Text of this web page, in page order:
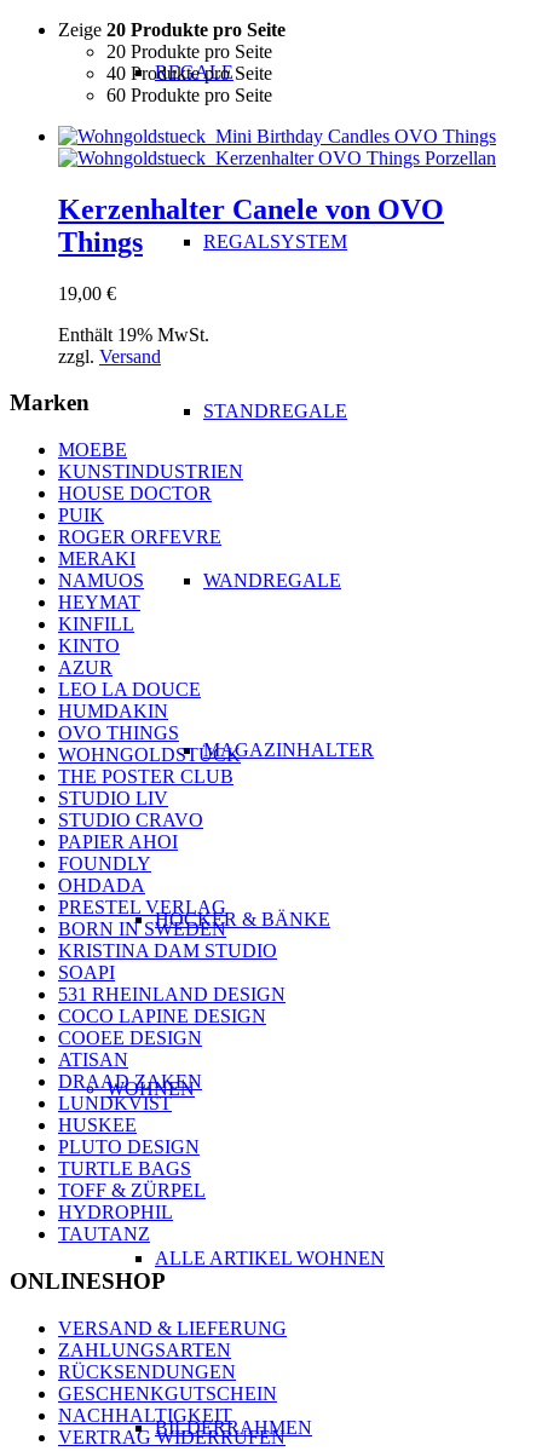
REGALE
REGALSYSTEM
STANDREGALE
WANDREGALE
MAGAZINHALTER
HOCKER & BÄNKE
WOHNEN
ALLE ARTIKEL WOHNEN
BILDERRAHMEN
Zeige 20 Produkte pro Seite
20 Produkte pro Seite
40 Produkte pro Seite
60 Produkte pro Seite
Kerzenhalter Canele von OVO
Things
19,00 €
Enthält 19% MwSt.
zzgl. Versand
Marken
MOEBE
KUNSTINDUSTRIEN
HOUSE DOCTOR
PUIK
ROGER ORFEVRE
MERAKI
NAMUOS
HEYMAT
KINFILL
KINTO
AZUR
LEO LA DOUCE
HUMDAKIN
OVO THINGS
WOHNGOLDSTÜCK
THE POSTER CLUB
STUDIO LIV
STUDIO CRAVO
PAPIER AHOI
FOUNDLY
OHDADA
PRESTEL VERLAG
BORN IN SWEDEN
KRISTINA DAM STUDIO
SOAPI
531 RHEINLAND DESIGN
COCO LAPINE DESIGN
COOEE DESIGN
ATISAN
DRAAD ZAKEN
LUNDKVIST
HUSKEE
PLUTO DESIGN
TURTLE BAGS
TOFF & ZÜRPEL
HYDROPHIL
TAUTANZ
ONLINESHOP
VERSAND & LIEFERUNG
ZAHLUNGSARTEN
RÜCKSENDUNGEN
GESCHENKGUTSCHEIN
NACHHALTIGKEIT
VERTRAG WIDERRUFEN